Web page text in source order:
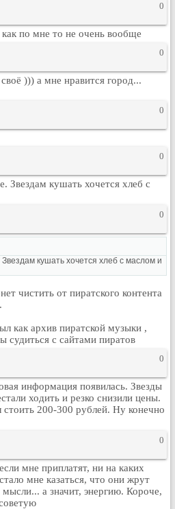
0
по мне то не очень вообще
0
))) а мне нравится город...
0
0
Звездам кушать хочется хлеб с
0
кушать хочется хлеб с маслом и
чистить от пиратского контента
как архив пиратской музыки ,
судиться с сайтами пиратов
0
информация появилась. Звезды
ходить и резко снизили цены.
стоить 200-300 рублей. Ну конечно
0
мне приплатят, ни на каких
мне казаться, что они жрут
а значит, энергию. Короче,